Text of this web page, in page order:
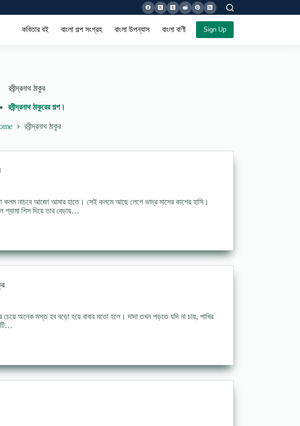
কবিতার বই বাংলা গল্প সংগ্রহ বাংলা উপন্যাস বাংলা বাণী সমগ্র Sign Up
রবীন্দ্রনাথ ঠাকুর
রবীন্দ্রনাথ ঠাকুরের গল্প।
রবীন্দ্রনাথ ঠাকুর
কলম নাচবে আজো আমার হাতে। সেই কলমে আছে লেগে ভাদ্র মাসের কাশের হাসি।
শ্যামা শিস দিয়ে তার বেড়ায়…
অনেক মস্ত হব বড়ো হয়ে বাবার মতো হলে। দাদা তখন পড়তে যদি না চায়, পাখির